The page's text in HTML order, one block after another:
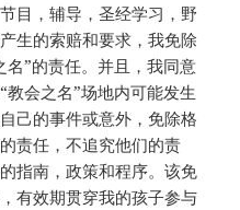
目，辅导，圣经学习，野
生的索赔和要求，我免除
”的责任。并且，我同意
会之名”场地内可能发生
己的事件或意外，免除格
责任，不追究他们的责
指南，政策和程序。该免
有效期贯穿我的孩子参与